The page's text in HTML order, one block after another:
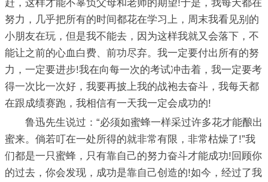
赶，这样才能不辜负父母和老师的期望!于是，我每天都在
努力，几乎把所有的时间都花在学习上，周末我看见别的
小朋友在玩，但是我不能去，因为这样我就又会落下，不
能让之前的心血白费、前功尽弃。我一定要付出所有的努
力，一定要进步!我在向每一次的考试冲击着，我一定要考
得一次比一次好，我要再披上我的战袍去奋斗，我每天都
在跟成绩赛跑，我相信有一天我一定会成功的!
鲁迅先生说过：“必须如蜜蜂一样采过许多花才能酿出
蜜来。倘若叮在一处所得的就非常有限，非常枯燥了!”我
们都是一只蜜蜂，只有靠自己的努力奋斗才能成功!回顾你
的过去，你会发现，成功是靠自己创造的!如今，经过了我